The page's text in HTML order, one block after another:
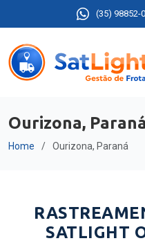
(35) 98852-
Ourizona, Paraná
Home Ourizona, Paraná
SATLIGHT